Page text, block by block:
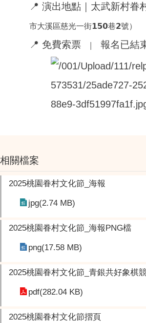
📍 演出地點｜太武新村眷
市大溪區慈光一街𝟭𝟱𝟬巷𝟮號）
📍 免費索票 報名已結
相關檔案
2025桃園眷村文化節_海報
jpg(2.74 MB)
2025桃園眷村文化節_海報PNG檔
png(17.58 MB)
2025桃園眷村文化節_青銀共好象棋
pdf(282.04 KB)
2025桃園眷村文化節摺頁